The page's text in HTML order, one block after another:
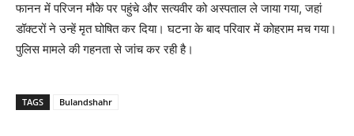
फानन में परिजन मौके पर पहुंचे और सत्यवीर को अस्पताल ले जाया गया, जहां
डॉक्टरों ने उन्हें मृत घोषित कर दिया। घटना के बाद परिवार में कोहराम मच गया।
पुलिस मामले की गहनता से जांच कर रही है।
TAGS Bulandshahr